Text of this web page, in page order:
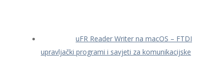
uFR Reader Writer na macOS – FTDI
upravljački programi i savjeti za komunikacijske